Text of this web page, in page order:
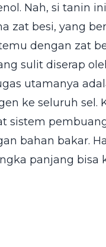
Nah, si tanin
zat besi, yang
dengan zat
sulit diserap
utamanya
ke seluruh sel.
sistem
bahan bakar.
panjang bisa